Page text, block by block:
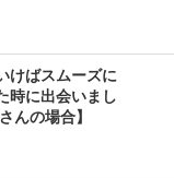
けばスムーズに
時に出会いまし
んの場合】